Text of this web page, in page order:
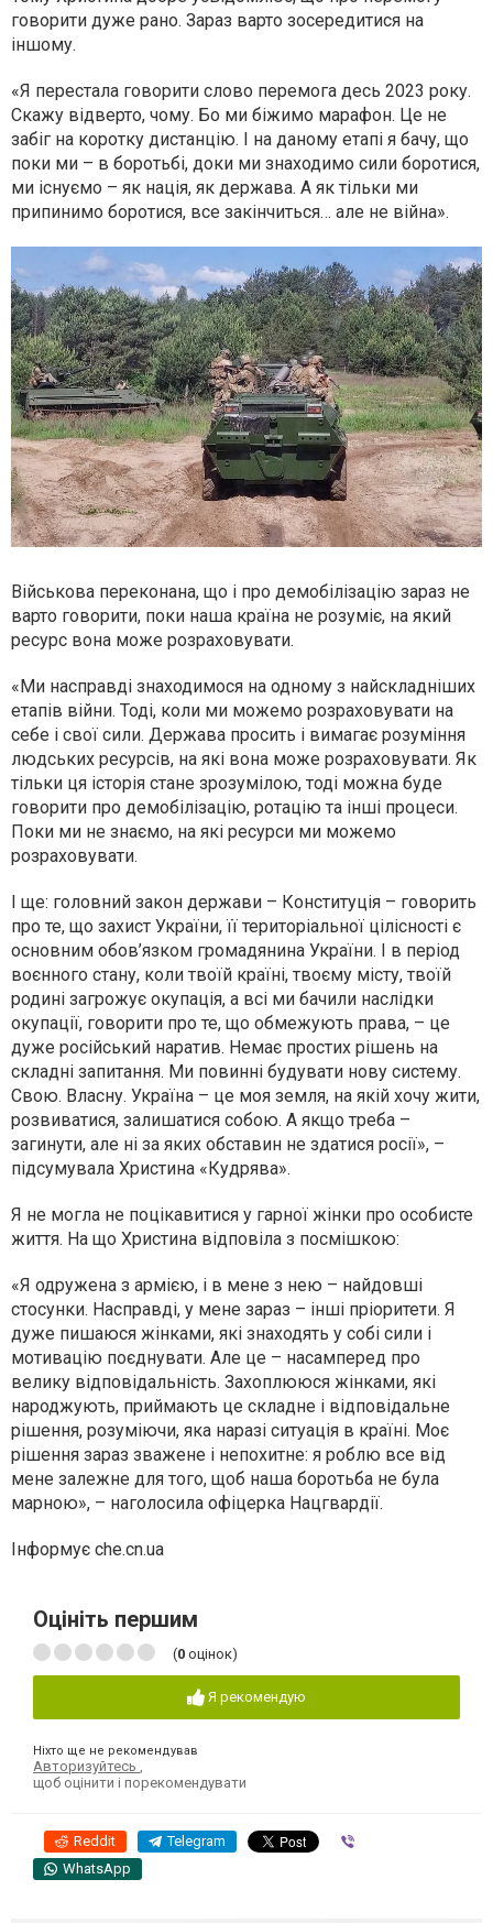
говорити дуже рано. Зараз варто зосередитися на
іншому.
«Я перестала говорити слово перемога десь 2023 року.
Скажу відверто, чому. Бо ми біжимо марафон. Це не
забіг на коротку дистанцію. І на даному етапі я бачу, що
поки ми – в боротьбі, доки ми знаходимо сили боротися,
ми існуємо – як нація, як держава. А як тільки ми
припинимо боротися, все закінчиться… але не війна».
Військова переконана, що і про демобілізацію зараз не
варто говорити, поки наша країна не розуміє, на який
ресурс вона може розраховувати.
«Ми насправді знаходимося на одному з найскладніших
етапів війни. Тоді, коли ми можемо розраховувати на
себе і свої сили. Держава просить і вимагає розуміння
людських ресурсів, на які вона може розраховувати. Як
тільки ця історія стане зрозумілою, тоді можна буде
говорити про демобілізацію, ротацію та інші процеси.
Поки ми не знаємо, на які ресурси ми можемо
розраховувати.
І ще: головний закон держави – Конституція – говорить
про те, що захист України, її територіальної цілісності є
основним обов’язком громадянина України. І в період
воєнного стану, коли твоїй країні, твоєму місту, твоїй
родині загрожує окупація, а всі ми бачили наслідки
окупації, говорити про те, що обмежують права, – це
дуже російський наратив. Немає простих рішень на
складні запитання. Ми повинні будувати нову систему.
Свою. Власну. Україна – це моя земля, на якій хочу жити,
розвиватися, залишатися собою. А якщо треба –
загинути, але ні за яких обставин не здатися росії», –
підсумувала Христина «Кудрява».
Я не могла не поцікавитися у гарної жінки про особисте
життя. На що Христина відповіла з посмішкою:
«Я одружена з армією, і в мене з нею – найдовші
стосунки. Насправді, у мене зараз – інші пріоритети. Я
дуже пишаюся жінками, які знаходять у собі сили і
мотивацію поєднувати. Але це – насамперед про
велику відповідальність. Захоплююся жінками, які
народжують, приймають це складне і відповідальне
рішення, розуміючи, яка наразі ситуація в країні. Моє
рішення зараз зважене і непохитне: я роблю все від
мене залежне для того, щоб наша боротьба не була
марною», – наголосила офіцерка Нацгвардії.
Інформує che.cn.ua
Оцініть першим
(0 оцінок)
Я рекомендую
Ніхто ще не рекомендував
Авторизуйтесь ,
щоб оцінити і порекомендувати
Reddit Telegram
WhatsApp